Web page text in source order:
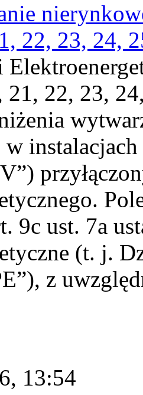
22, 23, 24,
21, 22, 23,
w
9c ust. 7a
(t. j.
z
13:54